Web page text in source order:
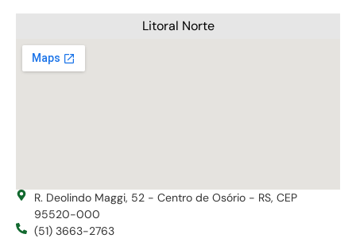
Litoral Norte
R. Deolindo Maggi, 52 - Centro de Osório - RS, CEP
95520-000
(51) 3663-2763